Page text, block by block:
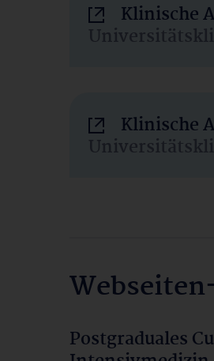
Klinische
Klinische
Postgraduales